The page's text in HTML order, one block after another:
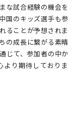
な試合経験の機会を
国のキッズ選手も参
ることが予想されま
の成長に繋がる素晴
じて、参加者の中か
より期待しておりま